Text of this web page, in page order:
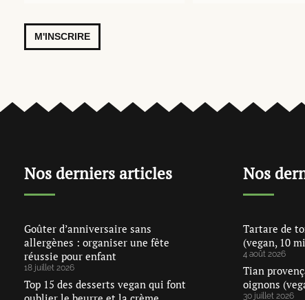
M'INSCRIRE
Nos derniers articles
Goûter d’anniversaire sans
allergènes : organiser une fête
réussie pour enfant
18 juillet 2026
Top 15 des desserts vegan qui font
Nos
Tartare de
(vegan, 10
4 août 2026
Tian
oignons
30 juillet 2026